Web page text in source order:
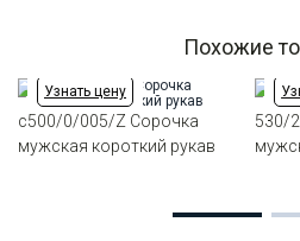
Похожие
Узнать цену
c500/0/005/Z Сорочка
мужская короткий рукав
530/